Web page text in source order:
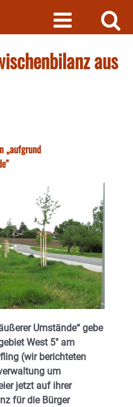
aus
„aufgrund
Umstände“ gebe
West 5″ am
(wir berichteten
um
jetzt auf ihrer
für die Bürger